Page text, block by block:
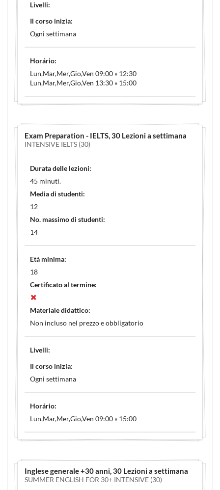
Livelli:
Il corso inizia:
Ogni settimana
Horário:
Lun,Mar,Mer,Gio,Ven 09:00 » 12:30
Lun,Mar,Mer,Gio,Ven 13:30 » 15:00
Exam Preparation - IELTS , 30 Lezioni a settimana
INTENSIVE IELTS (30)
Durata delle lezioni:
45 minuti.
Media di studenti:
12
No. massimo di studenti:
14
Età minima:
18
Certificato al termine:
Materiale didattico:
Non incluso nel prezzo e obbligatorio
Livelli:
Il corso inizia:
Ogni settimana
Horário:
Lun,Mar,Mer,Gio,Ven 09:00 » 15:00
Inglese generale +30 anni, 30 Lezioni a settimana
SUMMER ENGLISH FOR 30+ INTENSIVE (30)